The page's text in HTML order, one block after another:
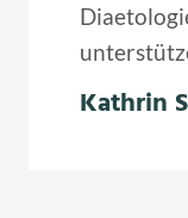
Kathrin